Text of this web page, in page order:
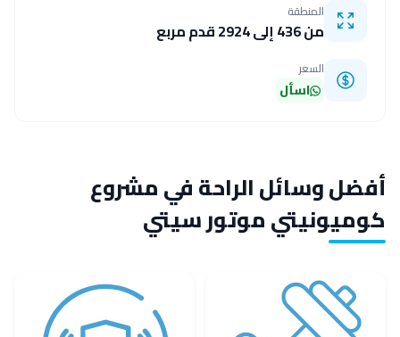
المنطقة
من 436 إلى 2924 قدم مربع
السعر
اسأل
أفضل وسائل الراحة في مشروع
كوميونيتي موتور سيتي